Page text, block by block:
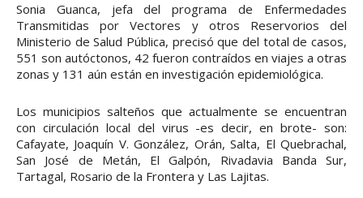
Sonia Guanca, jefa del programa de Enfermedades
Transmitidas por Vectores y otros Reservorios del
Ministerio de Salud Pública, precisó que del total de casos,
551 son autóctonos, 42 fueron contraídos en viajes a otras
zonas y 131 aún están en investigación epidemiológica.
Los municipios salteños que actualmente se encuentran
con circulación local del virus -es decir, en brote- son:
Cafayate, Joaquín V. González, Orán, Salta, El Quebrachal,
San José de Metán, El Galpón, Rivadavia Banda Sur,
Tartagal, Rosario de la Frontera y Las Lajitas.